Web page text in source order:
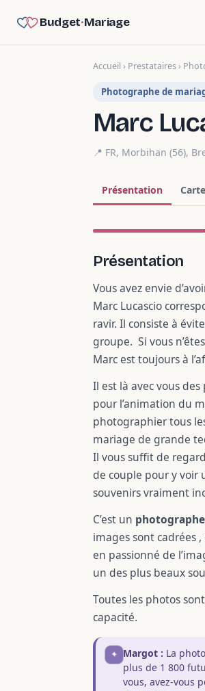
Budget·Mariage
Accueil › Prestataires›
Photographe de
Marc
📍 FR, Morbihan (56),
Présentation Carte
1 photo
Présentation
Vous avez envie
Marc Lucascio
ravir. Il consiste à
groupe. Si vous
Marc est toujours à
Il est là avec vous
pour l’animation du
photographier tous
mariage de grande
Il vous suffit de
de couple pour y voir
souvenirs vraiment
C’est un
images sont cadrées
en passionné de
un des plus beaux
Toutes les photos
capacité.
Margot : La
plus de 1 800
vous, avez-vous